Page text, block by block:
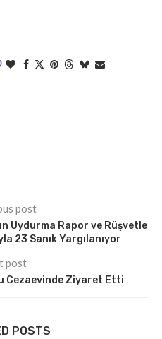
post
Uydurma Rapor ve Rüşvetle
23 Sanık Yargılanıyor
post
Cezaevinde Ziyaret Etti
POSTS